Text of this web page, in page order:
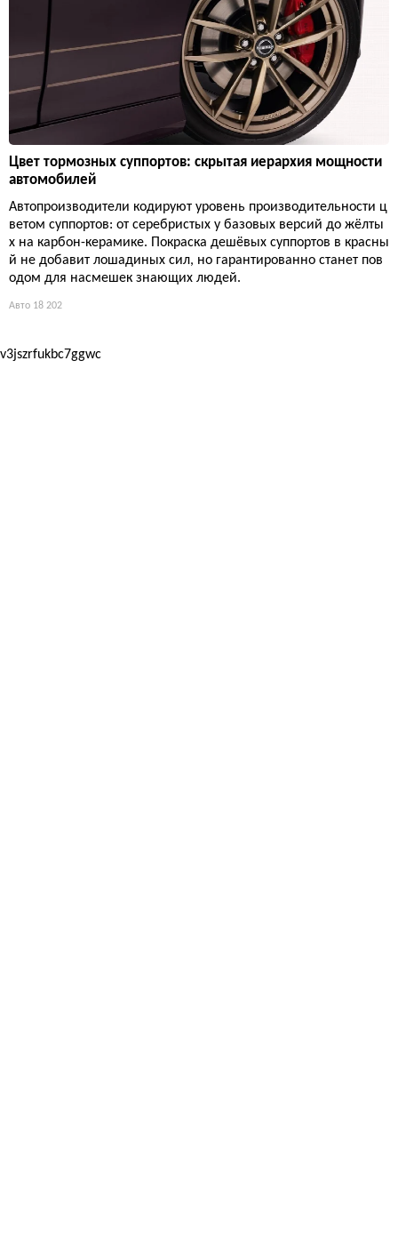
Цвет тормозных суппортов: скрытая иерархия мощности
автомобилей
Автопроизводители кодируют уровень производительности ц
ветом суппортов: от серебристых у базовых версий до жёлты
х на карбон-керамике. Покраска дешёвых суппортов в красны
й не добавит лошадиных сил, но гарантированно станет пов
одом для насмешек знающих людей.
Авто 18 202
v3jszrfukbc7ggwc